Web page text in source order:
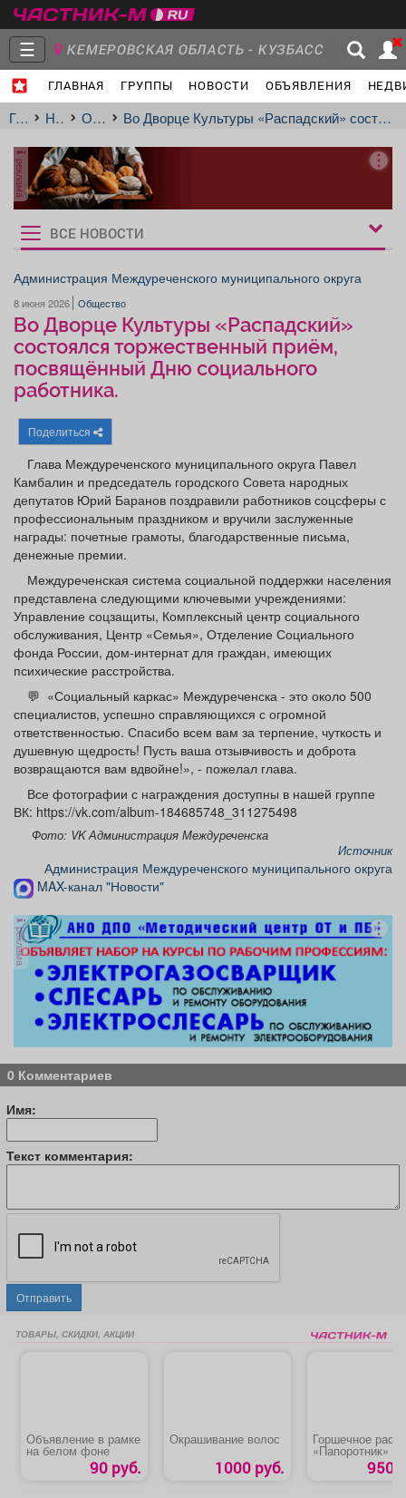
☰ КЕМЕРОВСКАЯ ОБЛАСТЬ - КУЗБАСС
ГЛАВНАЯ ГРУППЫ НОВОСТИ ОБЪЯВЛЕНИЯ
Главная
Группы
Объявления Недвижимость Услуги
Работа Компании
Афиша
Товары Поздравления Погода
ТВ программа Я - пенсионер
ГлавнаяНовостиОбществоВо Дворце Культуры «Распадский» состоялся торжественный приём, посвящённый Дню социального работника.
реклама
Рукбрики
новостей
ВСЕ НОВОСТИ
Администрация Междуреченского муниципального округа
8 июня 2026 Общество
Во Дворце Культуры «Распадский»
состоялся торжественный приём,
посвящённый Дню социального
работника.
Поделиться
Глава Междуреченского муниципального округа Павел
Камбалин и председатель городского Совета народных
депутатов Юрий Баранов поздравили работников соцсферы с
профессиональным праздником и вручили заслуженные
награды: почетные грамоты, благодарственные письма,
денежные премии.
Междуреченская система социальной поддержки населения
представлена следующими ключевыми учреждениями:
Управление соцзащиты, Комплексный центр социального
обслуживания, Центр «Семья», Отделение Социального
фонда России, дом-интернат для граждан, имеющих
психические расстройства.
💬 «Социальный каркас» Междуреченска - это около 500
специалистов, успешно справляющихся с огромной
ответственностью. Спасибо всем вам за терпение, чуткость и
душевную щедрость! Пусть ваша отзывчивость и доброта
возвращаются вам вдвойне!», - пожелал глава.
Все фотографии с награждения доступны в нашей группе
ВК: https://vk.com/album-184685748_311275498
Фото: VK Администрация Междуреченска
Источник
Администрация Междуреченского муниципального округа
MAX-канал "Новости"
реклама
0 Комментариев
Имя:
Текст комментария:
Отправить
ТОВАРЫ, СКИДКИ, АКЦИИ
Объявление в рамке
на белом фоне
90 руб.
Окрашивание волос
1000 руб.
Горшечное
«Папоротник»
950